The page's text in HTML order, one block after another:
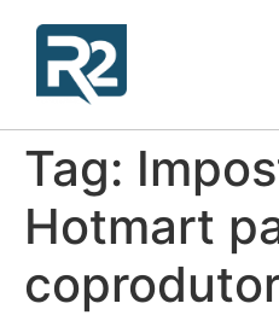
Tag:
Hotmart